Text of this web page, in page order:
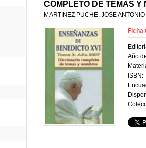
COMPLETO DE TEMAS Y
MARTINEZ PUCHE, JOSE ANTONIO
Ficha
Año
ISBN: